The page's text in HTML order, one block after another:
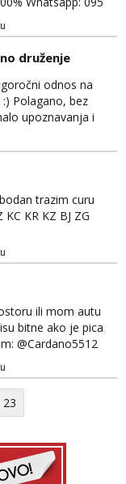
druženje
odnos na
Polagano, bez
upoznavanja i
Očekujem i nudim
niti zauzet, nego
30 godina
;)
trazim curu
KR KZ BJ ZG
ili mom autu
bitne ako je pica
@Cardano5512
23